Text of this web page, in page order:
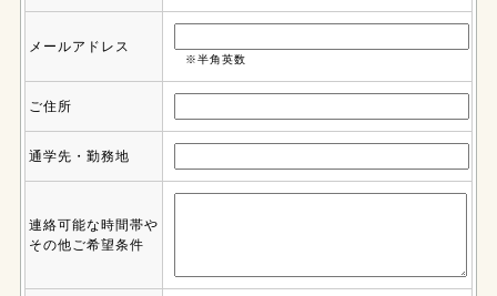
メールアドレス
※半角英数
ご住所
通学先・勤務地
連絡可能な時間帯や
その他ご希望条件